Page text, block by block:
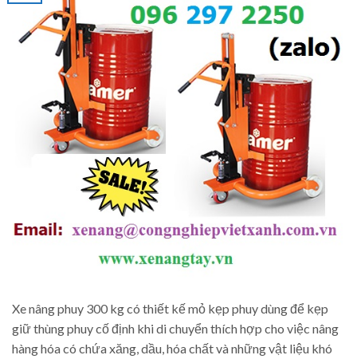
Xe nâng phuy 300 kg có thiết kế mỏ kẹp phuy dùng để kẹp
giữ thùng phuy cố định khi di chuyển thích hợp cho việc nâng
hàng hóa có chứa xăng, dầu, hóa chất và những vật liệu khó